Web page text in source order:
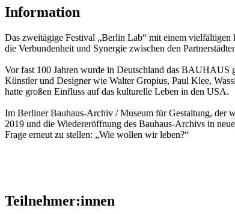
Information
Das zweitägige Festival „Berlin Lab“ mit einem
die Verbundenheit und Synergie zwischen den
Vor fast 100 Jahren wurde in Deutschland das BAUHAUS
Künstler und Designer wie Walter Gropius, Paul Klee,
hatte großen Einfluss auf das kulturelle Leben in den USA.
Im Berliner Bauhaus-Archiv / Museum für Gestaltung, der
2019 und die Wiedereröffnung des Bauhaus-Archivs in
Frage erneut zu stellen: „Wie wollen wir leben?“
Teilnehmer:innen